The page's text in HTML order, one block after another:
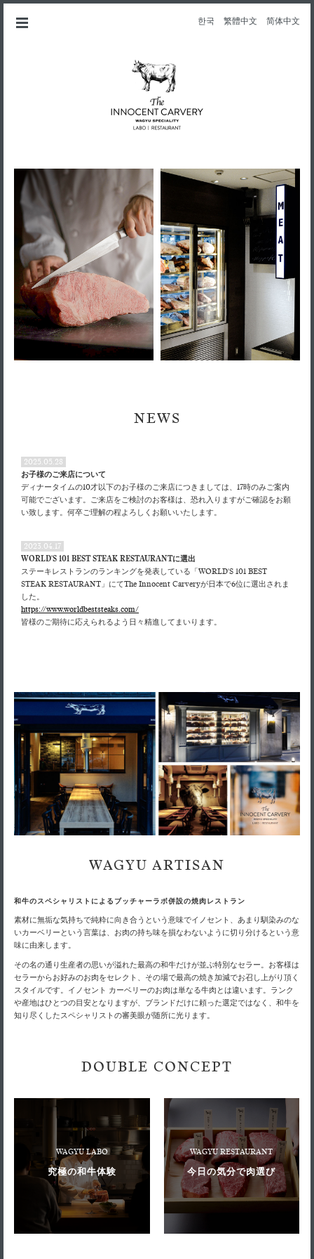
한국 繁體中文 简体中文
NEWS
2025.05.28
お子様のご来店について
ディナータイムの10才以下のお子様のご来店につきましては、17時のみご案内
可能でございます。ご来店をご検討のお客様は、恐れ入りますがご確認をお願
い致します。何卒ご理解の程よろしくお願いいたします。
2023.04.17
WORLD'S 101 BEST STEAK RESTAURANTに選出
ステーキレストランのランキングを発表している「WORLD'S 101 BEST
STEAK RESTAURANT」にてThe Innocent Carveryが日本で6位に選出されま
した。
https://www.worldbeststeaks.com/
皆様のご期待に応えられるよう日々精進してまいります。
WAGYU ARTISAN
和牛のスペシャリストによるブッチャーラボ併設の焼肉レストラン
素材に無垢な気持ちで純粋に向き合うという意味でイノセント、あまり馴染みのな
いカーベリーという言葉は、お肉の持ち味を損なわないように切り分けるという意
味に由来します。
その名の通り生産者の思いが溢れた最高の和牛だけが並ぶ特別なセラー。お客様は
セラーからお好みのお肉をセレクト、その場で最高の焼き加減でお召し上がり頂く
スタイルです。イノセント カーベリーのお肉は単なる牛肉とは違います。ランク
や産地はひとつの目安となりますが、ブランドだけに頼った選定ではなく、和牛を
知り尽くしたスペシャリストの審美眼が随所に光ります。
DOUBLE CONCEPT
WAGYU LABO
究極の和牛体験
WAGYU RESTAURANT
今日の気分で肉選び